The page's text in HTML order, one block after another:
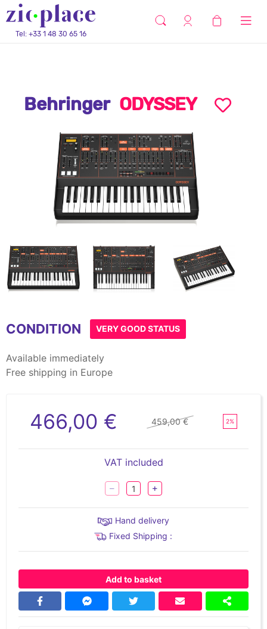
Tel: +33 1 48 30 65 16
Behringer ODYSSEY
of
CONDITION VERY GOOD STATUS
Available immediately
Free shipping in Europe
466,00 € 459,00 € 2%
VAT included
Hand delivery
Fixed Shipping :
Add to basket